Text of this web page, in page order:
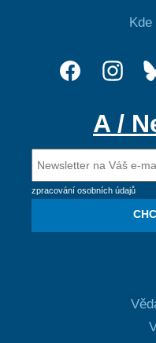
Kde
A /
zpracování osobních údajů